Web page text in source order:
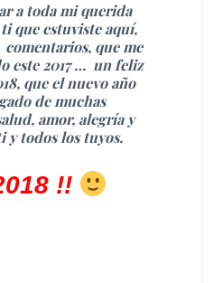
a toda mi querida
que estuviste aquí,
que me
este 2017 … un feliz
que el nuevo año
de muchas
amor, alegría y
y todos los tuyos.
!!